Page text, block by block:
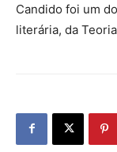
Candido foi um
literária, da